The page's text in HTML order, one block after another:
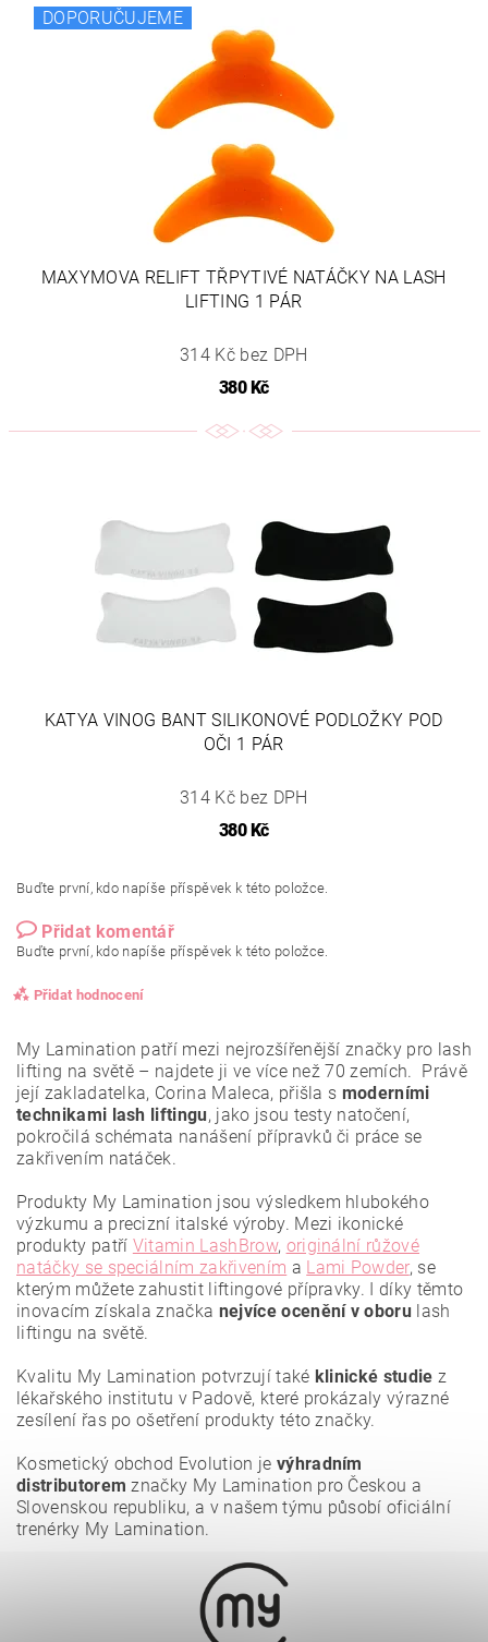
DOPORUČUJEME
MAXYMOVA RELIFT TŘPYTIVÉ NATÁČKY NA LASH
LIFTING 1 PÁR
314 Kč bez DPH
380 Kč
KATYA VINOG BANT SILIKONOVÉ PODLOŽKY POD
OČI 1 PÁR
314 Kč bez DPH
380 Kč
Buďte první, kdo napíše příspěvek k této položce.
Přidat komentář
Buďte první, kdo napíše příspěvek k této položce.
Přidat hodnocení
Vložením hodnocení souhlasíte se
My Lamination patří mezi nejrozšířenější značky pro lash
lifting na světě – najdete ji ve více než 70 zemích. Právě
její zakladatelka, Corina Maleca, přišla s moderními
technikami lash liftingu, jako jsou testy natočení,
pokročilá schémata nanášení přípravků či práce se
zakřivením natáček.
Produkty My Lamination jsou výsledkem hlubokého
výzkumu a precizní italské výroby. Mezi ikonické
produkty patří Vitamin LashBrow, originální růžové
natáčky se speciálním zakřivením a Lami Powder, se
kterým můžete zahustit liftingové přípravky. I díky těmto
inovacím získala značka nejvíce ocenění v oboru lash
liftingu na světě.
Kvalitu My Lamination potvrzují také klinické studie z
lékařského institutu v Padově, které prokázaly výrazné
zesílení řas po ošetření produkty této značky.
Kosmetický obchod Evolution je výhradním
distributorem značky My Lamination pro Českou a
Slovenskou republiku, a v našem týmu působí oficiální
trenérky My Lamination.